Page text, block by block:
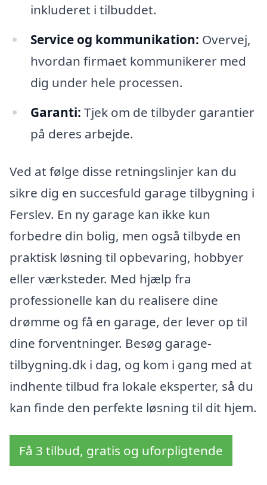
inkluderet i tilbuddet.
Service og kommunikation: Overvej,
hvordan firmaet kommunikerer med
dig under hele processen.
Garanti: Tjek om de tilbyder garantier
på deres arbejde.
Ved at følge disse retningslinjer kan du
sikre dig en succesfuld garage tilbygning i
Ferslev. En ny garage kan ikke kun
forbedre din bolig, men også tilbyde en
praktisk løsning til opbevaring, hobbyer
eller værksteder. Med hjælp fra
professionelle kan du realisere dine
drømme og få en garage, der lever op til
dine forventninger. Besøg garage-
tilbygning.dk i dag, og kom i gang med at
indhente tilbud fra lokale eksperter, så du
kan finde den perfekte løsning til dit hjem.
Få 3 tilbud, gratis og uforpligtende